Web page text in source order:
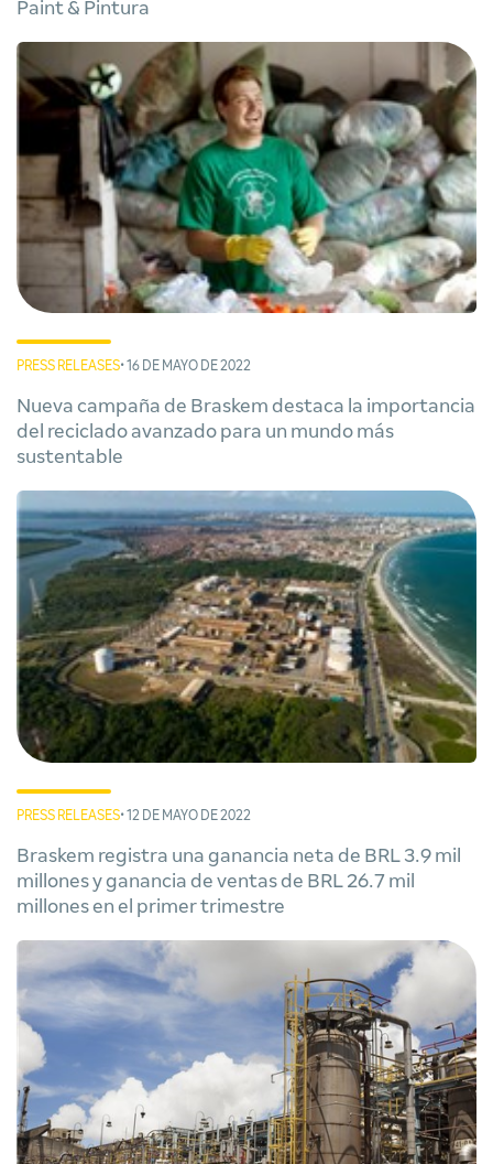
Paint & Pintura
PRESS RELEASES• 16 DE MAYO DE 2022
Nueva campaña de Braskem destaca la importancia
del reciclado avanzado para un mundo más
sustentable
PRESS RELEASES• 12 DE MAYO DE 2022
Braskem registra una ganancia neta de BRL 3.9 mil
millones y ganancia de ventas de BRL 26.7 mil
millones en el primer trimestre